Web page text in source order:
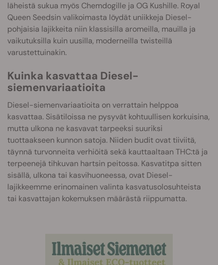
läheistä sukua myös Chemdogille ja OG Kushille. Royal
Queen Seedsin valikoimasta löydät uniikkeja Diesel-
pohjaisia lajikkeita niin klassisilla aromeilla, mauilla ja
vaikutuksilla kuin uusilla, moderneilla twisteillä
varustettuinakin.
Kuinka kasvattaa Diesel-
siemenvariaatioita
Diesel-siemenvariaatioita on verrattain helppoa
kasvattaa. Sisätiloissa ne pysyvät kohtuullisen korkuisina,
mutta ulkona ne kasvavat tarpeeksi suuriksi
tuottaakseen kunnon satoja. Niiden budit ovat tiiviitä,
täynnä turvonneita verhiöitä sekä kauttaaltaan THC:tä ja
terpeenejä tihkuvan hartsin peitossa. Kasvatitpa sitten
sisällä, ulkona tai kasvihuoneessa, ovat Diesel-
lajikkeemme erinomainen valinta kasvatusolosuhteista
tai kasvattajan kokemuksen määrästä riippumatta.